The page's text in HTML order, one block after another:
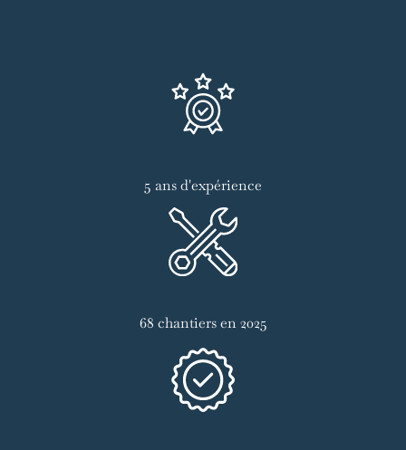
5 ans d'expérience
68 chantiers en 2025